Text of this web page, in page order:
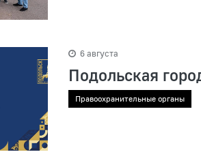
6 августа
Подольская
Правоохранительные органы